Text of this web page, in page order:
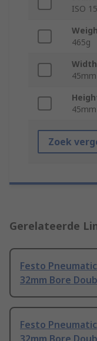
ISO
465g
Width
45mm
45mm
Zoek
Gerelateerde
Festo
32mm Bore
Festo